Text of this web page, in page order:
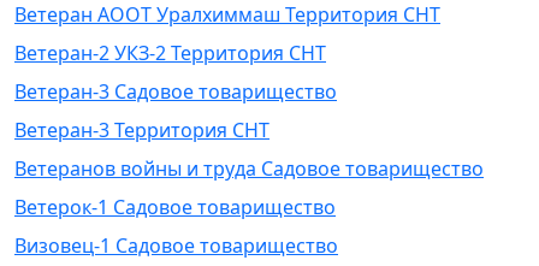
Ветеран АООТ Уралхиммаш Территория СНТ
Ветеран-2 УКЗ-2 Территория СНТ
Ветеран-3 Садовое товарищество
Ветеран-3 Территория СНТ
Ветеранов войны и труда Садовое товарищество
Ветерок-1 Садовое товарищество
Визовец-1 Садовое товарищество